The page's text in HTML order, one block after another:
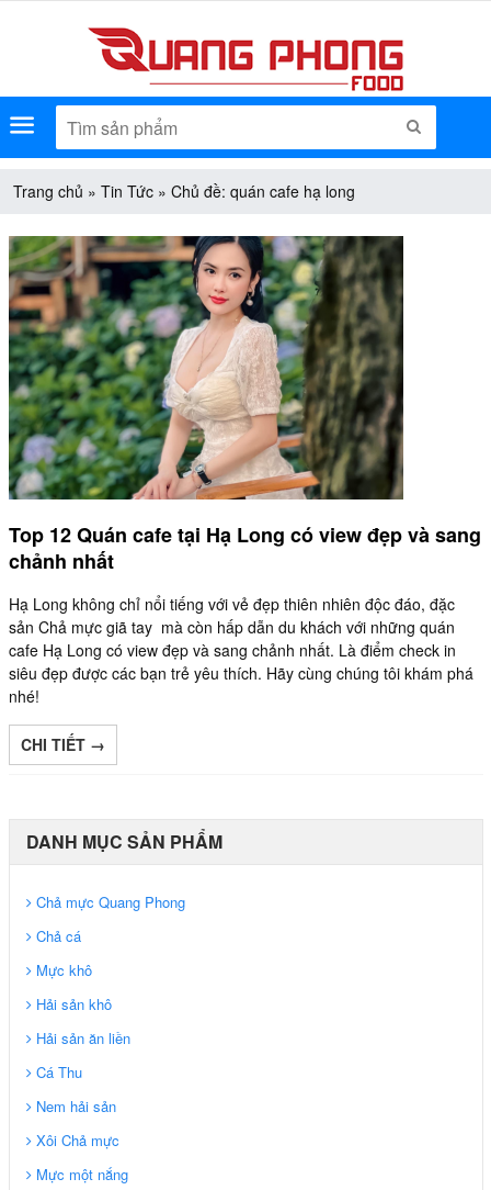
Menu
Trang chủ » Tin Tức» Chủ đề: quán cafe hạ long
Top 12 Quán cafe tại Hạ Long có view đẹp và sang
chảnh nhất
Hạ Long không chỉ nổi tiếng với vẻ đẹp thiên nhiên độc đáo, đặc
sản Chả mực giã tay mà còn hấp dẫn du khách với những quán
cafe Hạ Long có view đẹp và sang chảnh nhất. Là điểm check in
siêu đẹp được các bạn trẻ yêu thích. Hãy cùng chúng tôi khám phá
nhé!
CHI TIẾT →
DANH MỤC SẢN PHẨM
Chả mực Quang Phong
Chả cá
Mực khô
Hải sản khô
Hải sản ăn liền
Cá Thu
Nem hải sản
Xôi Chả mực
Mực một nắng